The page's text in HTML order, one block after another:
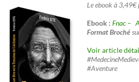
Le ebook à
Ebook : Fnac –
Format Broché
Voir article
#Aventure